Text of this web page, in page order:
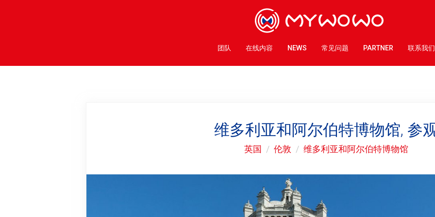
团队 在线内容 NEWS 常见问题 PARTNER 联系我们
维多利亚和阿尔伯特博物馆, 参
英国 伦敦 维多利亚和阿尔伯特博物馆